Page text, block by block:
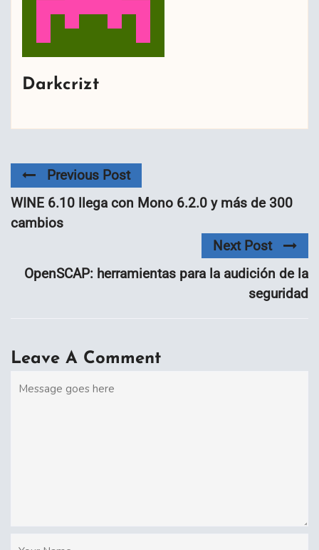
Darkcrizt
Previous Post
WINE 6.10 llega con Mono 6.2.0 y más de 300
cambios
Next Post
OpenSCAP: herramientas para la audición de la
seguridad
Leave A Comment